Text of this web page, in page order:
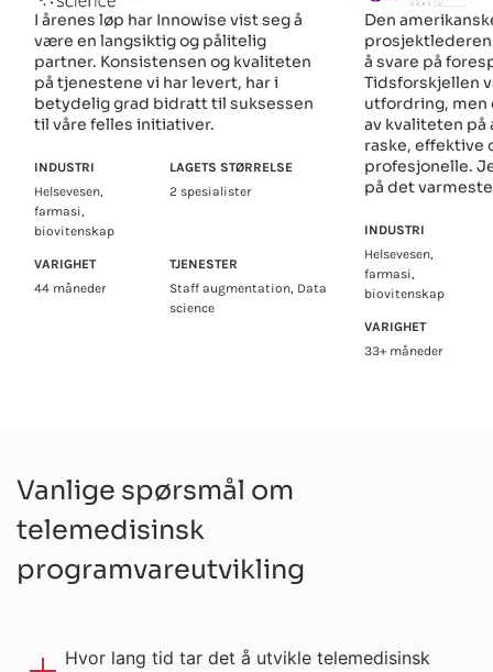
I årenes løp har Innowise vist seg å
være en langsiktig og pålitelig
partner. Konsistensen og kvaliteten
på tjenestene vi har levert, har i
betydelig grad bidratt til suksessen
til våre felles initiativer.
INDUSTRI
Helsevesen,
farmasi,
biovitenskap
LAGETS STØRRELSE
2 spesialister
VARIGHET
44 måneder
TJENESTER
Staff augmentation, Data
science
Den
å svare på
Tidsforskjellen
utfordring, men
av kvaliteten på
raske, effektive
profesjonelle.
på det
INDUSTRI
Helsevesen,
farmasi,
biovitenskap
VARIGHET
33+ måneder
Vanlige spørsmål om
telemedisinsk
programvareutvikling
Hvor lang tid tar det å utvikle telemedisinsk